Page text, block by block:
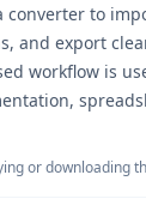
converter to
and export
workflow is
or downloading